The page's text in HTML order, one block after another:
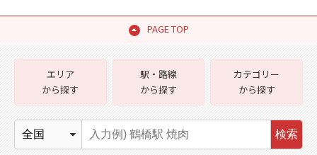
PAGE TOP
エリア
から探す
駅・路線
から探す
カテゴリー
から探す
検索